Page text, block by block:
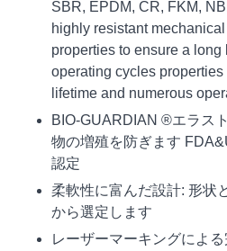
SBR, EPDM, CR, FKM,
highly resistant
properties to ensure a
operating cycles
lifetime and numerous
BIO-GUARDIAN ®エラス
物の増殖を防ぎます
認定
柔軟性に富んだ設計: 形状
から選定します
レーザーマーキングによ